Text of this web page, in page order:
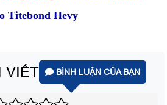
Titebond Hevy
VIẾT BÌNH LUẬN CỦA BẠN